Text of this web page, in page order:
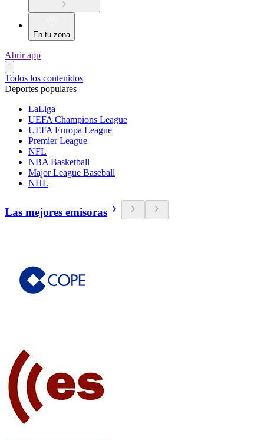
En tu zona
Abrir app
Todos los contenidos
Deportes populares
LaLiga
UEFA Champions League
UEFA Europa League
Premier League
NFL
NBA Basketball
Major League Baseball
NHL
Las mejores emisoras